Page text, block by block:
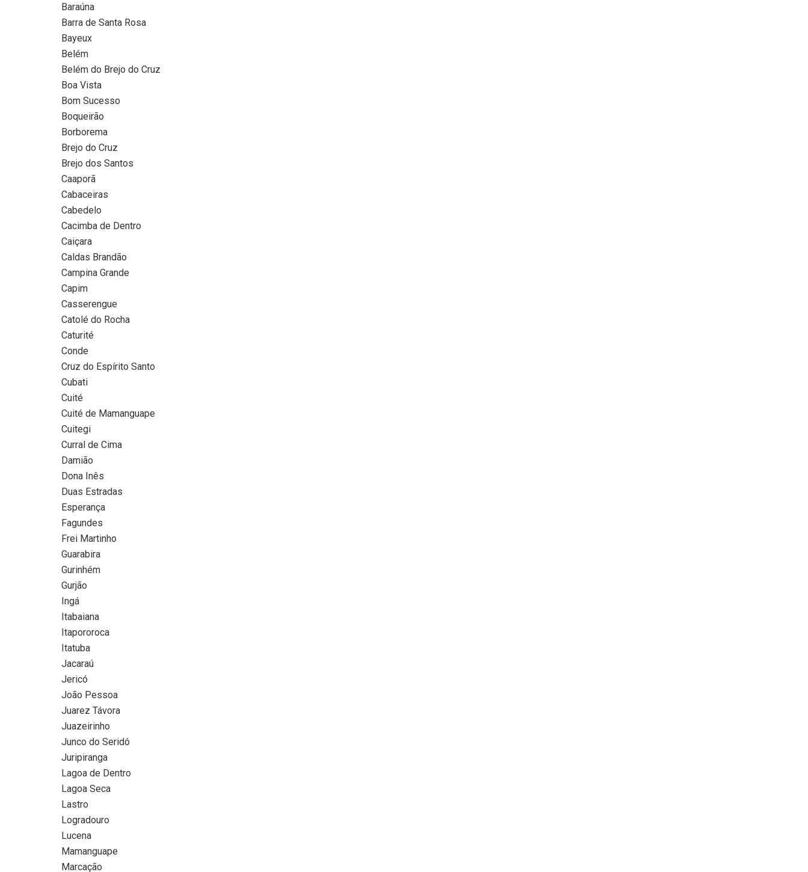
Baraúna
Barra de Santa Rosa
Bayeux
Belém
Belém do Brejo do Cruz
Boa Vista
Bom Sucesso
Boqueirão
Borborema
Brejo do Cruz
Brejo dos Santos
Caaporã
Cabaceiras
Cabedelo
Cacimba de Dentro
Caiçara
Caldas Brandão
Campina Grande
Capim
Casserengue
Catolé do Rocha
Caturité
Conde
Cruz do Espírito Santo
Cubati
Cuité
Cuité de Mamanguape
Cuitegi
Curral de Cima
Damião
Dona Inês
Duas Estradas
Esperança
Fagundes
Frei Martinho
Guarabira
Gurinhém
Gurjão
Ingá
Itabaiana
Itapororoca
Itatuba
Jacaraú
Jericó
João Pessoa
Juarez Távora
Juazeirinho
Junco do Seridó
Juripiranga
Lagoa de Dentro
Lagoa Seca
Lastro
Logradouro
Lucena
Mamanguape
Marcação